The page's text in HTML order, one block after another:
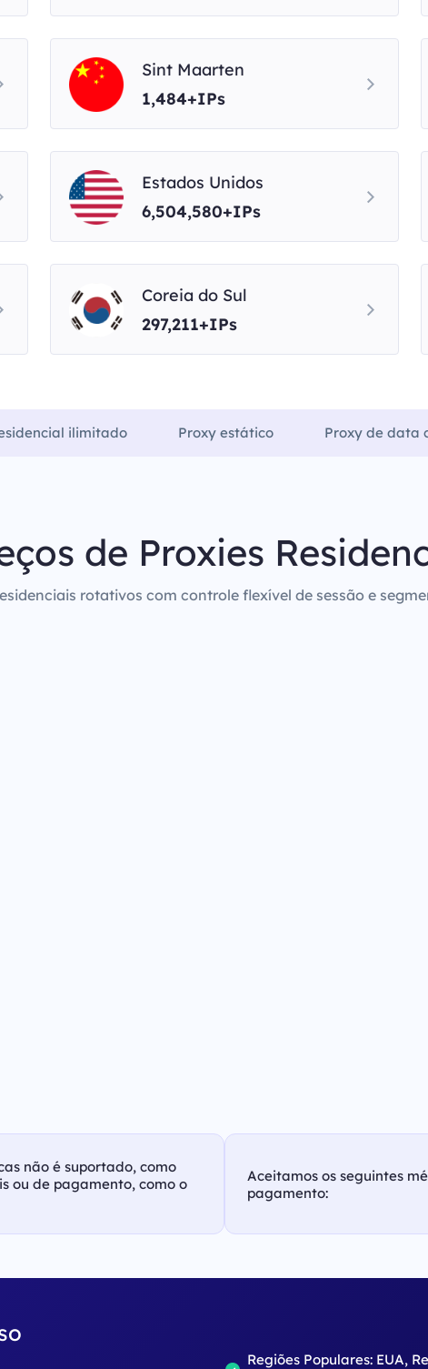
Sint Maarten
1,484+IPs
Estados Unidos
6,504,580+IPs
Coreia do Sul
297,211+IPs
ilimitado Proxy estático Proxy de data
de Proxies
rotativos com controle flexível de sessão e
não é suportado, como
ou de pagamento, como o
Aceitamos os seguintes
pagamento:
Regiões Populares: EUA,